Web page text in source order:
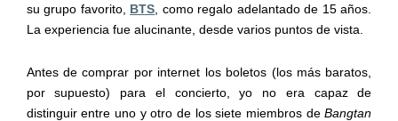
su grupo favorito, BTS , como regalo adelantado de 15 años.
La experiencia fue alucinante, desde varios puntos de vista.
Antes de comprar por internet los boletos (los más baratos,
por supuesto) para el concierto, yo no era capaz de
distinguir entre uno y otro de los siete miembros deBangtan